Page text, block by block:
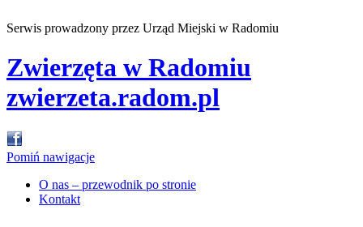
Serwis prowadzony przez Urząd Miejski w Radomiu
Zwierzęta w Radomiu
zwierzeta.radom.pl
Pomiń nawigacje
O nas – przewodnik po stronie
Kontakt